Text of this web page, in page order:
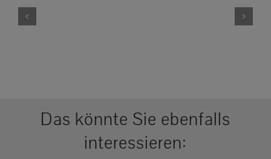
Das könnte Sie ebenfalls
interessieren: